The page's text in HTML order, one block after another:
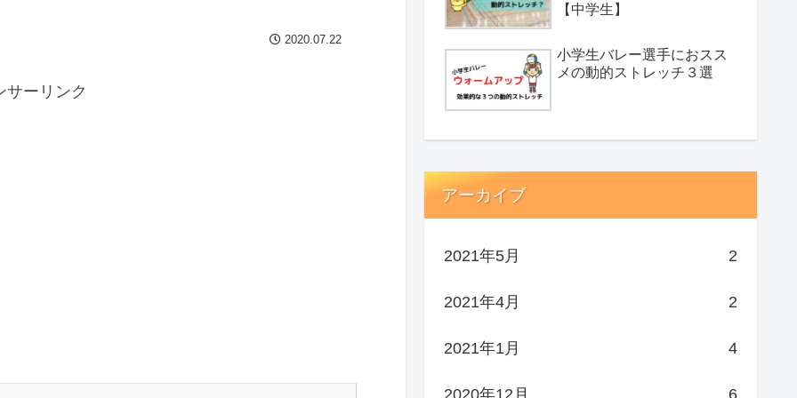
2020.07.22
サーリンク
【中学生】
小学生バレー選手におスス
メの動的ストレッチ３選
アーカイブ
2021年5月 2
2021年4月 2
2021年1月 4
2020年12月 6